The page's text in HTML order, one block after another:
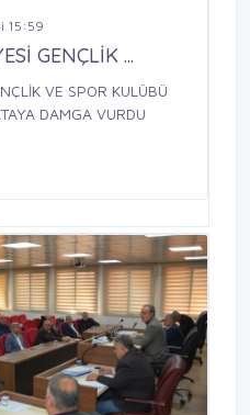
15:59
GENÇLİK ...
VE SPOR KULÜBÜ
DAMGA VURDU